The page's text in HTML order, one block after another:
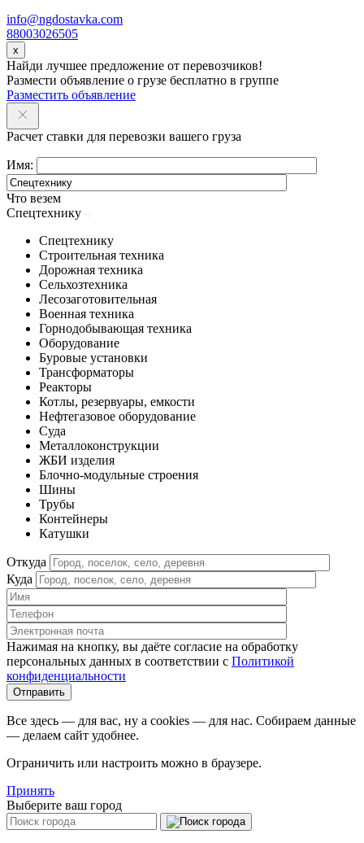
info@ngdostavka.com
88003026505
x
Найди лучшее предложение от перевозчиков!
Размести объявление о грузе бесплатно в группе
Разместить объявление
Расчет ставки для перевозки вашего груза
Имя:
Что везем
Спецтехнику
Спецтехнику
Строительная техника
Дорожная техника
Сельхозтехника
Лесозаготовительная
Военная техника
Горнодобывающая техника
Оборудование
Буровые установки
Трансформаторы
Реакторы
Котлы, резервуары, емкости
Нефтегазовое оборудование
Cуда
Металлоконструкции
ЖБИ изделия
Блочно-модульные строения
Шины
Трубы
Контейнеры
Катушки
Откуда
Куда
Нажимая на кнопку, вы даёте согласие на обработку
персональных данных в соответствии c Политикой
конфиденциальности
Все здесь — для вас, ну а cookies — для нас. Собираем данные
— делаем сайт удобнее.
Ограничить или настроить можно в браузере.
Принять
Выберите ваш город